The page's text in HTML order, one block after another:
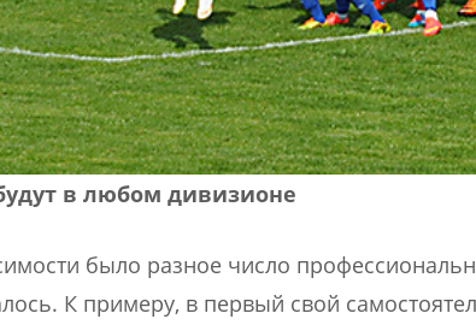
в любом дивизионе
было разное число
К примеру, в первый свой